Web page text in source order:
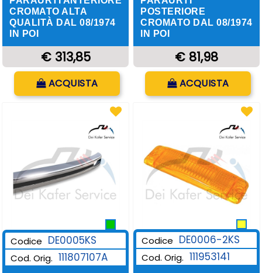
CROMATO ALTA
QUALITÀ DAL 08/1974
IN POI
€ 313,85
Quantità
ACQUISTA
POSTERIORE
CROMATO DAL 08/1974
IN POI
€ 81,98
Quantità
ACQUISTA
Codice DE0005KS
Cod. Orig. 111807107A
Codice DE0006-2KS
Cod. Orig. 111953141